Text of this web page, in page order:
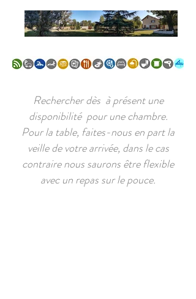
Rechercher dès à présent une
disponibilité pour une chambre.
Pour la table, faites-nous en part la
veille de votre arrivée, dans le cas
contraire nous saurons être flexible
avec un repas sur le pouce.